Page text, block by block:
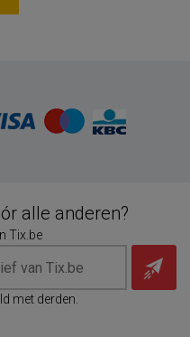
alle anderen?
Tix.be
met derden.